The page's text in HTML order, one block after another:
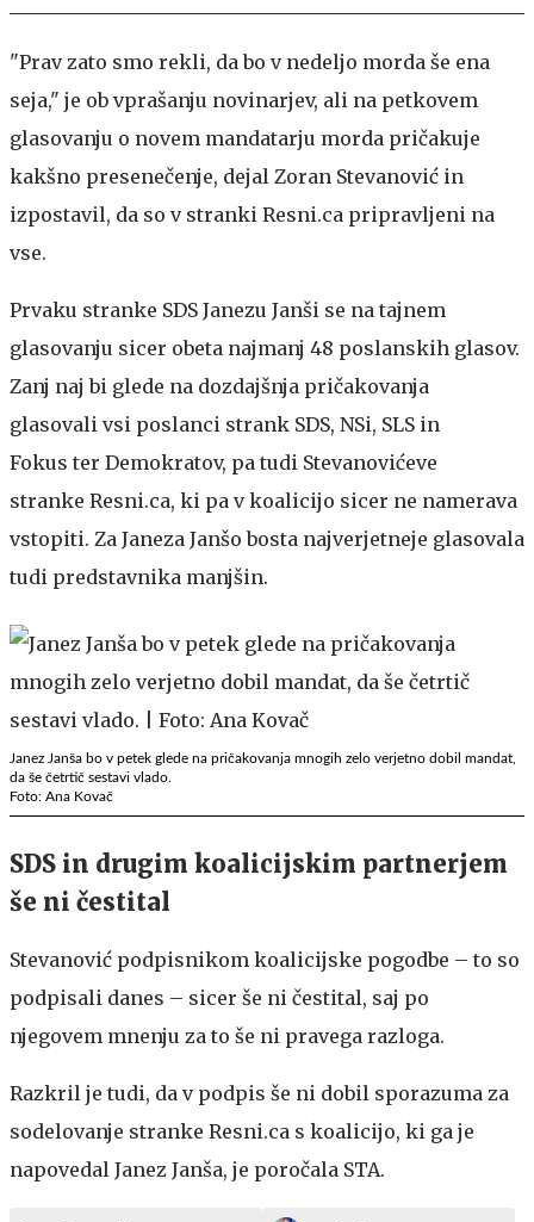
"Prav zato smo rekli, da bo v nedeljo morda še ena
seja," je ob vprašanju novinarjev, ali na petkovem
glasovanju o novem mandatarju morda pričakuje
kakšno presenečenje, dejal Zoran Stevanović in
izpostavil, da so v stranki Resni.ca pripravljeni na
vse.
Prvaku stranke SDS Janezu Janši se na tajnem
glasovanju sicer obeta najmanj 48 poslanskih glasov.
Zanj naj bi glede na dozdajšnja pričakovanja
glasovali vsi poslanci strank SDS, NSi, SLS in
Fokus ter Demokratov, pa tudi Stevanovićeve
stranke Resni.ca, ki pa v koalicijo sicer ne namerava
vstopiti. Za Janeza Janšo bosta najverjetneje glasovala
tudi predstavnika manjšin.
Janez Janša bo v petek glede na pričakovanja mnogih zelo verjetno dobil mandat,
da še četrtič sestavi vlado.
Foto: Ana Kovač
SDS in drugim koalicijskim partnerjem
še ni čestital
Stevanović podpisnikom koalicijske pogodbe – to so
podpisali danes – sicer še ni čestital, saj po
njegovem mnenju za to še ni pravega razloga.
Razkril je tudi, da v podpis še ni dobil sporazuma za
sodelovanje stranke Resni.ca s koalicijo, ki ga je
napovedal Janez Janša, je poročala STA.